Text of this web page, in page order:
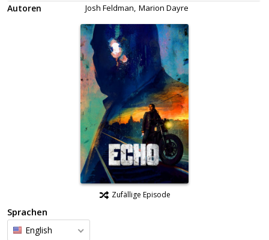
Autoren Josh Feldman, Marion Dayre
Zufällige Episode
Sprachen
English